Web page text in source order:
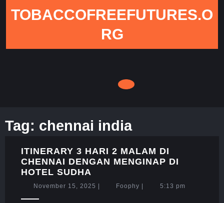
TOBACCOFREEFUTURES.O
RG
Tag: chennai india
ITINERARY 3 HARI 2 MALAM DI
CHENNAI DENGAN MENGINAP DI
HOTEL SUDHA
3
HARI
November 15, 2025 NovemberFoophy Foophy5:13 pm